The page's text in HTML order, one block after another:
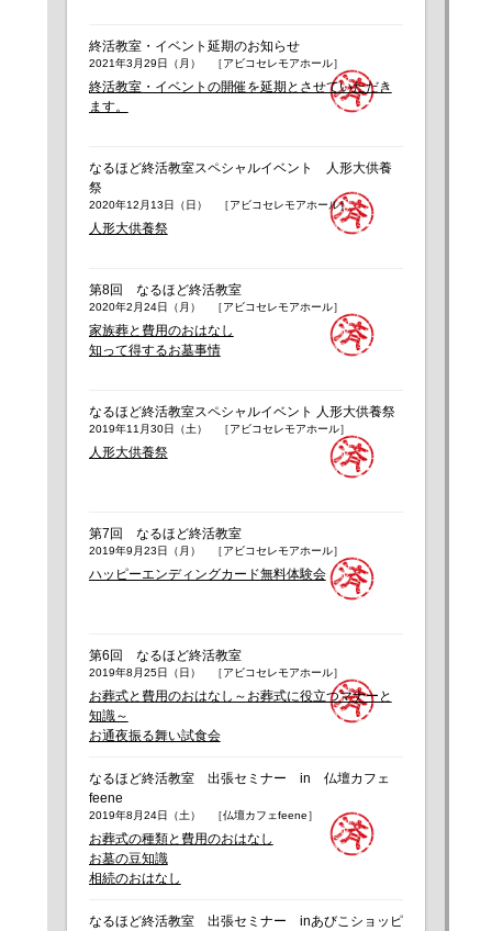
終活教室・イベント延期のお知らせ
2021年3月29日（月） ［アビコセレモアホール］
終活教室・イベントの開催を延期とさせていただき
ます。
なるほど終活教室スペシャルイベント 人形大供養
祭
2020年12月13日（日） ［アビコセレモアホール］
人形大供養祭
第8回 なるほど終活教室
2020年2月24日（月） ［アビコセレモアホール］
家族葬と費用のおはなし
知って得するお墓事情
なるほど終活教室スペシャルイベント 人形大供養祭
2019年11月30日（土） ［アビコセレモアホール］
人形大供養祭
第7回 なるほど終活教室
2019年9月23日（月） ［アビコセレモアホール］
ハッピーエンディングカード無料体験会
第6回 なるほど終活教室
2019年8月25日（日） ［アビコセレモアホール］
お葬式と費用のおはなし～お葬式に役立つマナーと
知識～
お通夜振る舞い試食会
なるほど終活教室 出張セミナー in 仏壇カフェ
feene
2019年8月24日（土） ［仏壇カフェfeene］
お葬式の種類と費用のおはなし
お墓の豆知識
相続のおはなし
なるほど終活教室 出張セミナー inあびこショッピ